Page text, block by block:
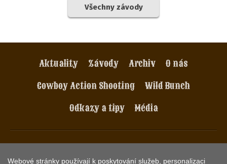
Všechny závody
Aktuality Závody Archiv
O nás
Cowboy Action Shooting
Wild Bunch
Odkazy a tipy
Média
nám. 2. Praha 3, e-mail:info@aws-czech.cz.
Webové stránky používají k poskytování služeb, personalizaci